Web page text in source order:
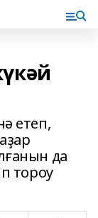
етеп,
да
тороу